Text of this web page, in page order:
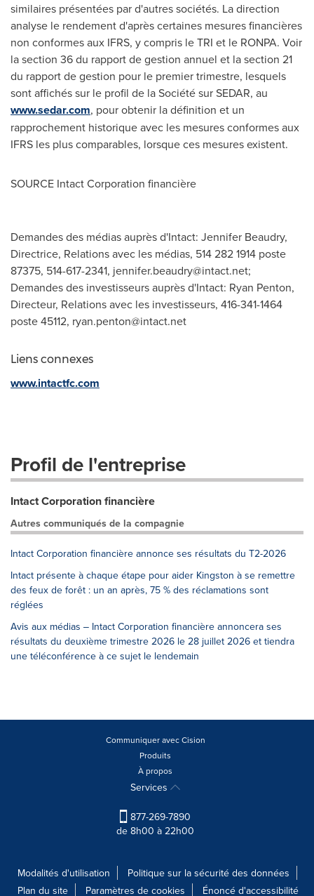
similaires présentées par d'autres sociétés. La direction
analyse le rendement d'après certaines mesures financières
non conformes aux IFRS, y compris le TRI et le RONPA. Voir
lasection 36 du rapport de gestion annuel et la section 21
du rapport de gestion pour le premier trimestre, lesquels
sont affichés sur le profil de la Société sur SEDAR, au
www.sedar.com, pour obtenir la définition et un
rapprochement historique avec les mesures conformes aux
IFRS les plus comparables, lorsque ces mesures existent.
SOURCE Intact Corporation financière
Demandes des médias auprès d'Intact: Jennifer Beaudry,
Directrice, Relations avec les médias, 514 282 1914 poste
87375, 514-617-2341, jennifer.beaudry@intact.net;
Demandes des investisseurs auprès d'Intact: Ryan Penton,
Directeur, Relations avec les investisseurs, 416-341-1464
poste 45112, ryan.penton@intact.net
Liens connexes
www.intactfc.com
Profil de l'entreprise
Intact Corporation financière
Autres communiqués de la compagnie
Intact Corporation financière annonce ses résultats du T2-2026
Intact présente à chaque étape pour aider Kingston à se remettre
des feux de forêt : un an après, 75 % des réclamations sont
réglées
Avis aux médias ‒ Intact Corporation financière annoncera ses
résultats du deuxième trimestre 2026 le 28 juillet 2026 et tiendra
une téléconférence à ce sujet le lendemain
Communiquer avec Cision
Produits
À propos
Services
877-269-7890
de 8h00 à 22h00
Modalités d'utilisation
Politique sur la sécurité des données
Plan du site
Paramètres de cookies Énoncé d'accessibilité